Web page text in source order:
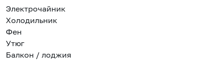
Электрочайник
Холодильник
Фен
Утюг
Балкон / лоджия